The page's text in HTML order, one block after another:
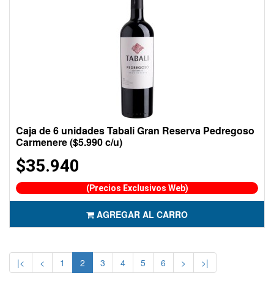
Caja de 6 unidades Tabali Gran Reserva Pedregoso
Carmenere ($5.990 c/u)
$35.940
(Precios Exclusivos Web)
AGREGAR AL CARRO
|< < 1 2 3 4 5 6 > >|